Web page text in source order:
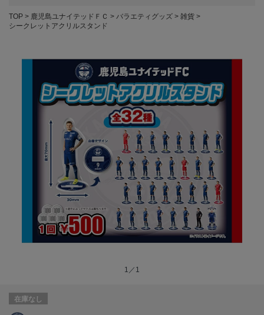
TOP 鹿児島ユナイテッドＦＣ バラエティグッズ
雑貨
シークレットアクリルスタンド
1／1
在庫なし